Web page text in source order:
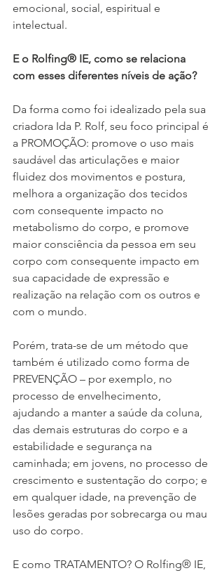
emocional, social, espiritual e
intelectual.
E o Rolfing® IE, como se relaciona
com esses diferentes níveis de ação?
Da forma como foi idealizado pela sua
criadora Ida P. Rolf, seu foco principal é
a PROMOÇÃO: promove o uso mais
saudável das articulações e maior
fluidez dos movimentos e postura,
melhora a organização dos tecidos
com consequente impacto no
metabolismo do corpo, e promove
maior consciência da pessoa em seu
corpo com consequente impacto em
sua capacidade de expressão e
realização na relação com os outros e
com o mundo.
Porém, trata-se de um método que
também é utilizado como forma de
PREVENÇÃO – por exemplo, no
processo de envelhecimento,
ajudando a manter a saúde da coluna,
das demais estruturas do corpo e a
estabilidade e segurança na
caminhada; em jovens, no processo de
crescimento e sustentação do corpo; e
em qualquer idade, na prevenção de
lesões geradas por sobrecarga ou mau
uso do corpo.
E como TRATAMENTO? O Rolfing® IE,